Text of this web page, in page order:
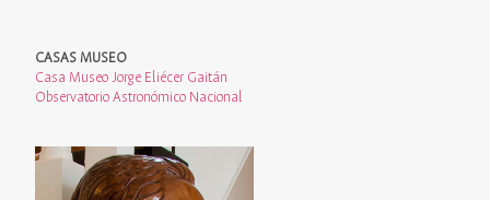
CASAS MUSEO
Casa Museo Jorge Eliécer Gaitán
Observatorio Astronómico Nacional